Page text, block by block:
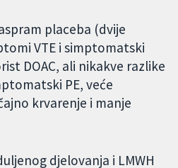
placeba (dvije
VTE i simptomatski
DOAC, ali nikakve razlike
PE, veće
krvarenje i manje
djelovanja i LMWH